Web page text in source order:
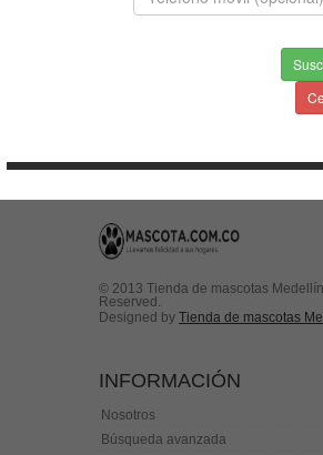
© 2013 Tienda de mascotas
Reserved.
Designed by Tienda de mascotas
INFORMACIÓN
Nosotros
Búsqueda avanzada